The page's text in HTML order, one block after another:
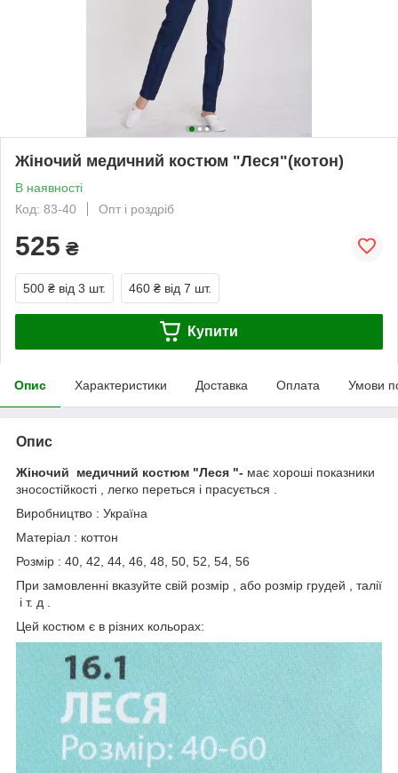
Жіночий медичний костюм "Леся"(котон)
В наявності
Код: 83-40
Опт і роздріб
525 ₴
500 ₴ від 3 шт. 460 ₴ від 7 шт.
Купити
Опис Характеристики Доставка Оплата Умови
Опис
Жіночий медичний костюм "Леся "- має хороші показники
зносостійкості , легко переться і прасується .
Виробництво : Україна
Матеріал : коттон
Розмір : 40, 42, 44, 46, 48, 50, 52, 54, 56
При замовленні вказуйте свій розмір , або розмір грудей , талії
і т. д .
Цей костюм є в різних кольорах: